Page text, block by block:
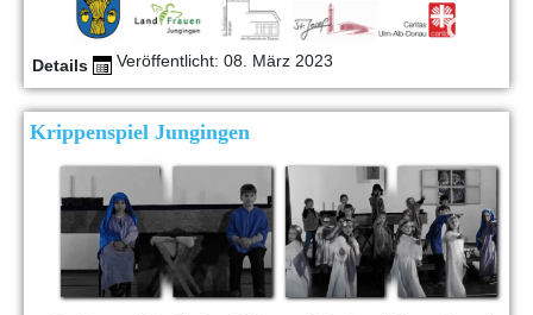
Details Veröffentlicht: 08. März 2023
Krippenspiel Jungingen